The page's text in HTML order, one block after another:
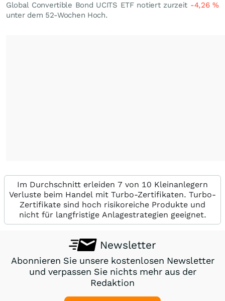
Global Convertible Bond UCITS ETF notiert zurzeit -4,26%
unter dem 52-Wochen Hoch.
Im Durchschnitt erleiden 7 von 10 Kleinanlegern
Verluste beim Handel mit Turbo-Zertifikaten. Turbo-
Zertifikate sind hoch risikoreiche Produkte und
nicht für langfristige Anlagestrategien geeignet.
Newsletter
Abonnieren Sie unsere kostenlosen Newsletter
und verpassen Sie nichts mehr aus der
Redaktion